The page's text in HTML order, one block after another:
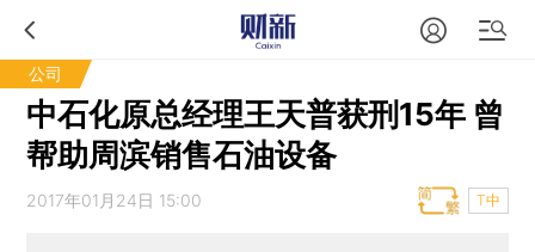
公司
中石化原总经理王天普获刑15年 曾
帮助周滨销售石油设备
2017年01月24日 15:00 T中